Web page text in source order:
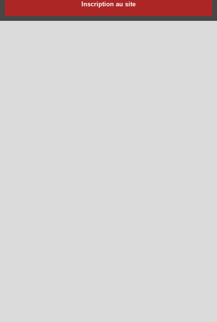
Inscription au site